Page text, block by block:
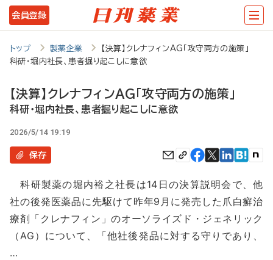
メ
イ
テ
ツ
に
動
会員登録
トップ 製薬企業
【決算】クレナフィンAG「攻守両方の施策」
科研・堀内社長、患者掘り起こしに意欲
【決算】クレナフィンAG「攻守両方の施策」
科研・堀内社長、患者掘り起こしに意欲
2026/5/14 19:19
保存
科研製薬の堀内裕之社長は14日の決算説明会で、他
社の後発医薬品に先駆けて昨年9月に発売した爪白癬治
療剤「クレナフィン」のオーソライズド・ジェネリック
（AG）について、「他社後発品に対する守りであり、
…